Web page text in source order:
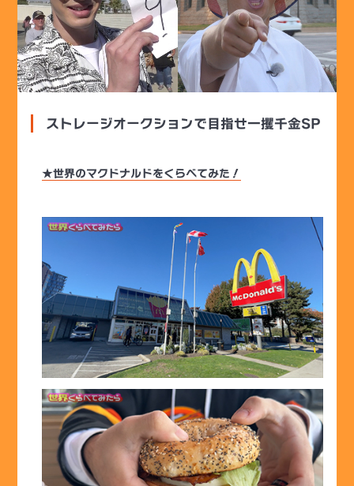
ストレージオークションで目指せ一攫千金SP
★世界のマクドナルドをくらべてみた！